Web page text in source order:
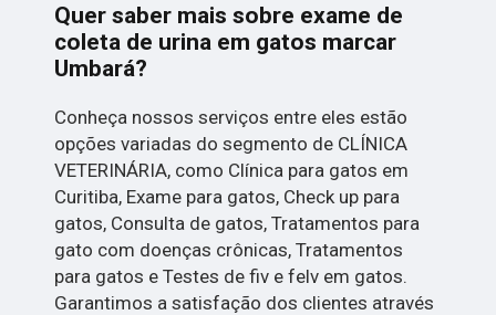
Quer saber mais sobre exame de
coleta de urina em gatos marcar
Umbará?
Conheça nossos serviços entre eles estão
opções variadas do segmento de CLÍNICA
VETERINÁRIA, como Clínica para gatos em
Curitiba, Exame para gatos, Check up para
gatos, Consulta de gatos, Tratamentos para
gato com doenças crônicas, Tratamentos
para gatos e Testes de fiv e felv em gatos.
Garantimos a satisfação dos clientes através